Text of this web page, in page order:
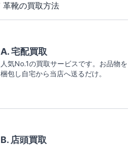
革靴の買取方法
A. 宅配買取
人気No.1の買取サービスです。お品物を
梱包し自宅から当店へ送るだけ。
B. 店頭買取